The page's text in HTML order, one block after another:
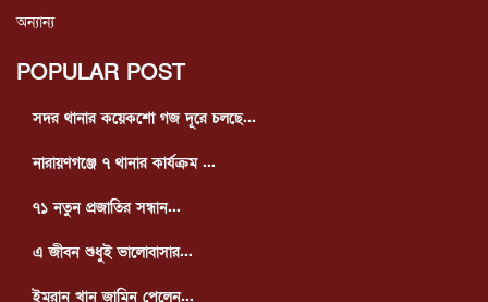
অন্যান্য
POPULAR POST
সদর থানার কয়েকশো গজ দূরে চলছে...
নারায়ণগঞ্জে ৭ থানার কার্যক্রম ...
৭১ নতুন প্রজাতির সন্ধান...
এ জীবন শুধুই ভালোবাসার...
ইমরান খান জামিন পেলেন...